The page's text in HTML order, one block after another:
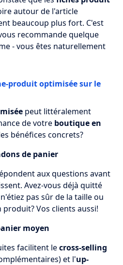
autour de l'article
beaucoup plus fort. C'est
recommande quelque
- vous êtes naturellement
produit optimisée sur le
peut littéralement
de votre boutique en
bénéfices concrets?
de panier
aux questions avant
Avez-vous déjà quitté
pas sûr de la taille ou
Vos clients aussi!
moyen
facilitent lecross-selling
et l'up-